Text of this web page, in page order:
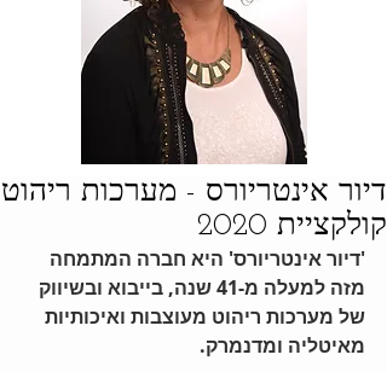
דיור אינטריורס - מערכות ריהוט
קולקציית 2020
'דיור אינטריורס' היא חברה המתמחה
מזה למעלה מ-41 שנה, בייבוא ובשיווק
של מערכות ריהוט מעוצבות ואיכותיות
מאיטליה ומדנמרק.